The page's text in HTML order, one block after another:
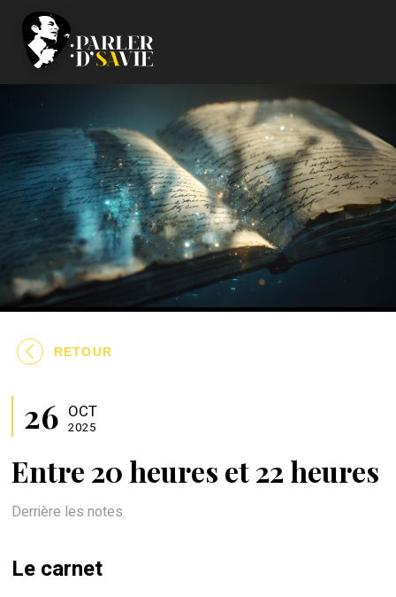
RETOUR
Entre 20 heures et 22 heures
26 OCT
2025
Derrière les notes
Le carnet